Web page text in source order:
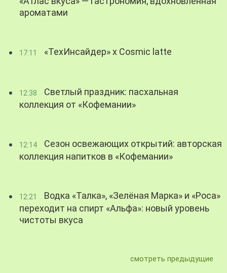
ароматами
17:11 «ТехИнсайдер» х Cosmic latte
12:38
Светлый праздник: пасхальная
коллекция от «Кофемании»
12:14
Сезон освежающих открытий: авторская
коллекция напитков в «Кофемании»
12:21
Водка «Талка», «Зелёная Марка» и «Роса»
переходит на спирт «Альфа»: новый уровень
чистоты вкуса
смотреть предыдущие